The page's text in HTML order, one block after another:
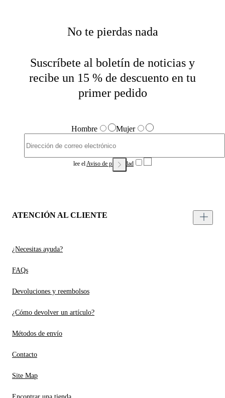
No te pierdas nada
Suscríbete al boletín de noticias y
recibe un 15 % de descuento en tu
primer pedido
Hombre Mujer
lee elAviso de privacidad
ATENCIÓN AL CLIENTE
¿Necesitas ayuda?
FAQs
Devoluciones y reembolsos
¿Cómo devolver un artículo?
Métodos de envío
Contacto
Site Map